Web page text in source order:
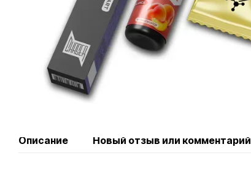
Описание Новый отзыв или комментарий